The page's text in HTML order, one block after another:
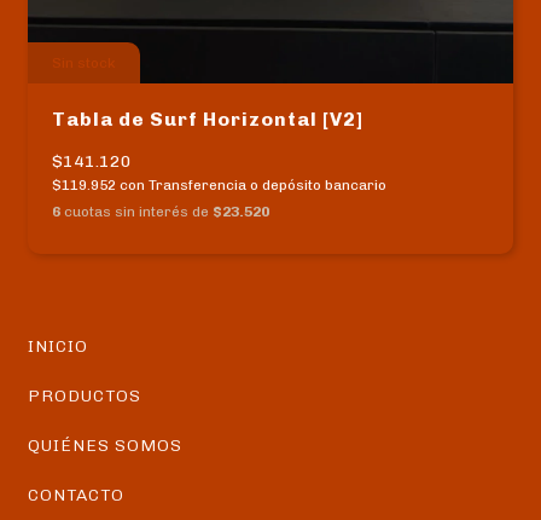
Sin stock
Tabla de Surf Horizontal [V2]
$141.120
$119.952 con Transferencia o depósito bancario
6 cuotas sin interés de $23.520
INICIO
PRODUCTOS
QUIÉNES SOMOS
CONTACTO